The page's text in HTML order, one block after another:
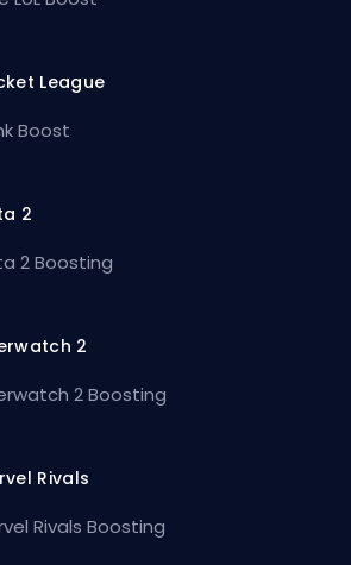
League
Boost
2
2 Boosting
2
2 Boosting
Rivals
Rivals Boosting